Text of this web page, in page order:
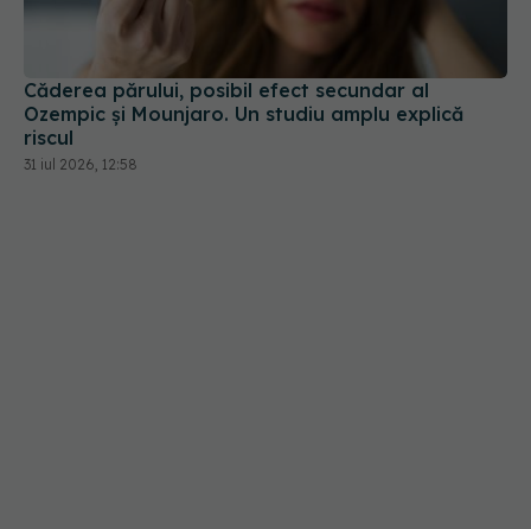
Căderea părului, posibil efect secundar al
Ozempic și Mounjaro. Un studiu amplu explică
31 iul 2026, 12:58